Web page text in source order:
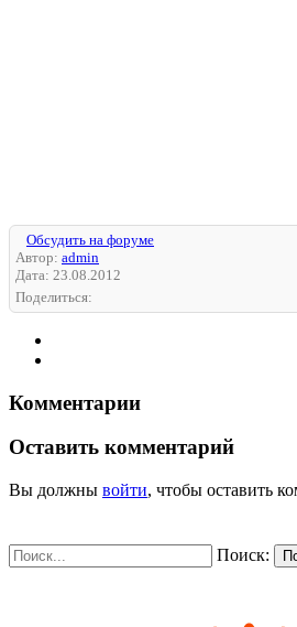
Обсудить на форуме
Автор: admin
Дата: 23.08.2012
Поделиться:
Комментарии
Оставить комментарий
Вы должны войти, чтобы оставить
Поиск: